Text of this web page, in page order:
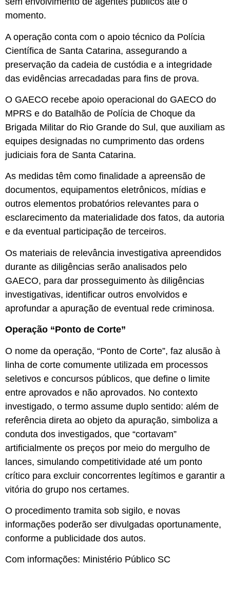
momento.
A operação conta com o apoio técnico da Polícia
Científica de Santa Catarina, assegurando a
preservação da cadeia de custódia e a integridade
das evidências arrecadadas para fins de prova.
O GAECO recebe apoio operacional do GAECO do
MPRS e do Batalhão de Polícia de Choque da
Brigada Militar do Rio Grande do Sul, que auxiliam as
equipes designadas no cumprimento das ordens
judiciais fora de Santa Catarina.
As medidas têm como finalidade a apreensão de
documentos, equipamentos eletrônicos, mídias e
outros elementos probatórios relevantes para o
esclarecimento da materialidade dos fatos, da autoria
e da eventual participação de terceiros.
Os materiais de relevância investigativa apreendidos
durante as diligências serão analisados pelo
GAECO, para dar prosseguimento às diligências
investigativas, identificar outros envolvidos e
aprofundar a apuração de eventual rede criminosa.
Operação “Ponto de Corte”
O nome da operação, “Ponto de Corte”, faz alusão à
linha de corte comumente utilizada em processos
seletivos e concursos públicos, que define o limite
entre aprovados e não aprovados. No contexto
investigado, o termo assume duplo sentido: além de
referência direta ao objeto da apuração, simboliza a
conduta dos investigados, que “cortavam”
artificialmente os preços por meio do mergulho de
lances, simulando competitividade até um ponto
crítico para excluir concorrentes legítimos e garantir a
vitória do grupo nos certames.
O procedimento tramita sob sigilo, e novas
informações poderão ser divulgadas oportunamente,
conforme a publicidade dos autos.
Com informações: Ministério Público SC